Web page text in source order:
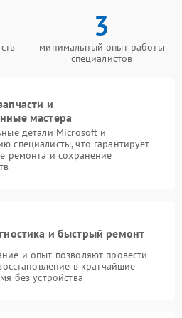
3
минимальный опыт работы
специалистов
и
мастера
детали Microsoft и
специалисты, что гарантирует
ремонта и сохранение
и быстрый ремонт
и опыт позволяют провести
в кратчайшие
без устройства